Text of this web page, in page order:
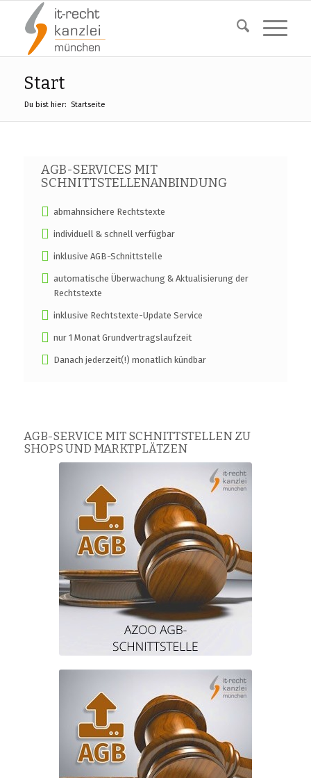
Start
Du bist hier: Startseite
AGB-SERVICES MIT
SCHNITTSTELLENANBINDUNG
abmahnsichere Rechtstexte
individuell & schnell verfügbar
inklusive AGB-Schnittstelle
automatische Überwachung & Aktualisierung der
Rechtstexte
inklusive Rechtstexte-Update Service
nur 1 Monat Grundvertragslaufzeit
Danach jederzeit(!) monatlich kündbar
AGB-SERVICE MIT SCHNITTSTELLEN ZU
SHOPS UND MARKTPLÄTZEN